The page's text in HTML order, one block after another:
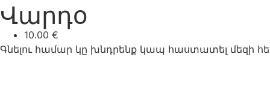
Վարդօ
10.00 €
Գնելու համար կը խնդրենք կապ հաստատել մեզի